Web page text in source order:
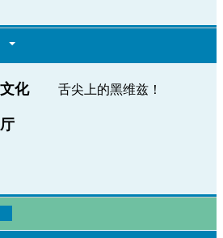
化 舌尖上的黑维兹！